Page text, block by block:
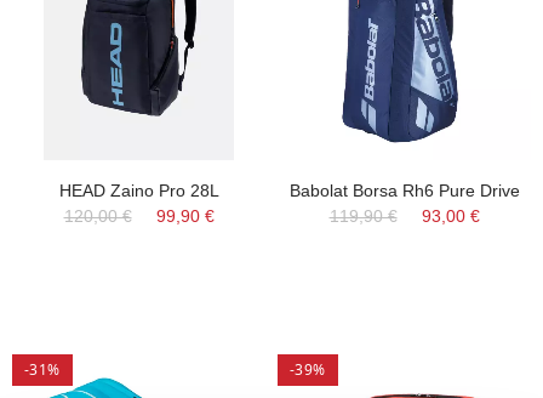
HEAD Zaino Pro 28L
120,00 €
99,90 €
Babolat Borsa Rh6 Pure Drive
119,90 €
93,00 €
-31% -39%